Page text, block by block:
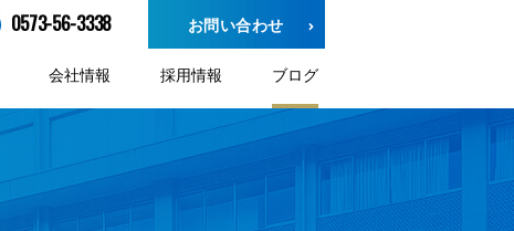
0573-56-3338 お問い合わせ
会社情報 採用情報 ブログ